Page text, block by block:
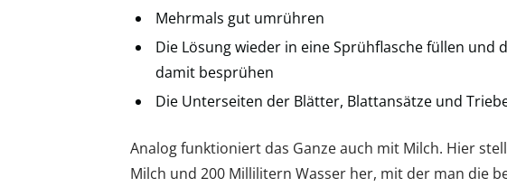
Mehrmals gut umrühren
Die Lösung wieder in eine Sprühflasche füllen und
damit besprühen
Die Unterseiten der Blätter, Blattansätze und
Analog funktioniert das Ganze auch mit Milch. Hier
Milch und 200 Millilitern Wasser her, mit der man die